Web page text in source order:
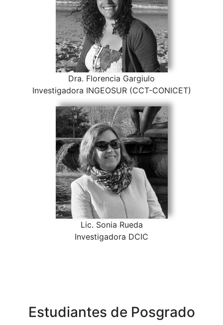
Dra. Florencia Gargiulo
Investigadora INGEOSUR (CCT-CONICET)
Lic. Sonia Rueda
Investigadora DCIC
Estudiantes de Posgrado